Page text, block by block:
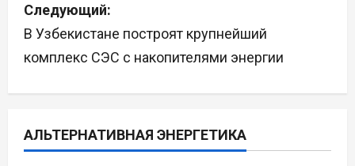
и
г
и
Следующий:
В Узбекистане построят крупнейший
комплекс СЭС с накопителями энергии
АЛЬТЕРНАТИВНАЯ ЭНЕРГЕТИКА